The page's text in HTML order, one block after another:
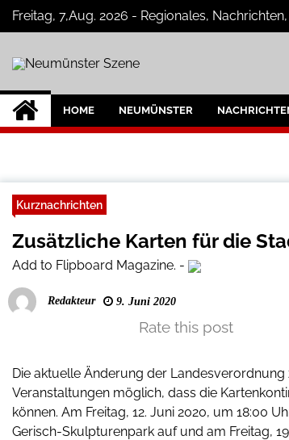
SkipFreitag, 7,Aug. 2026 - Regionales,
Neumünster
Neuigkeiten und Nachrichten
HOME NEUMÜNSTER
Kurznachrichten
Zusätzliche Karten für die
Add to Flipboard Magazine. -
Redakteur 9. Juni 2020
Rate this post
Die aktuelle Änderung der
Veranstaltungen möglich, dass die
können. Am Freitag, 12. Juni 2020, um 18:00
Gerisch-Skulpturenpark auf und am Freitag,